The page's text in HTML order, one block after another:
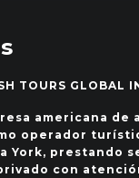
TOURS GLOBAL
americana de
operador
York, prestando
con